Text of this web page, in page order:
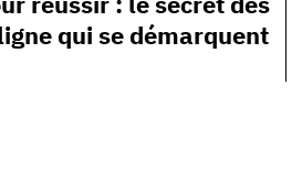
qui se démarquent